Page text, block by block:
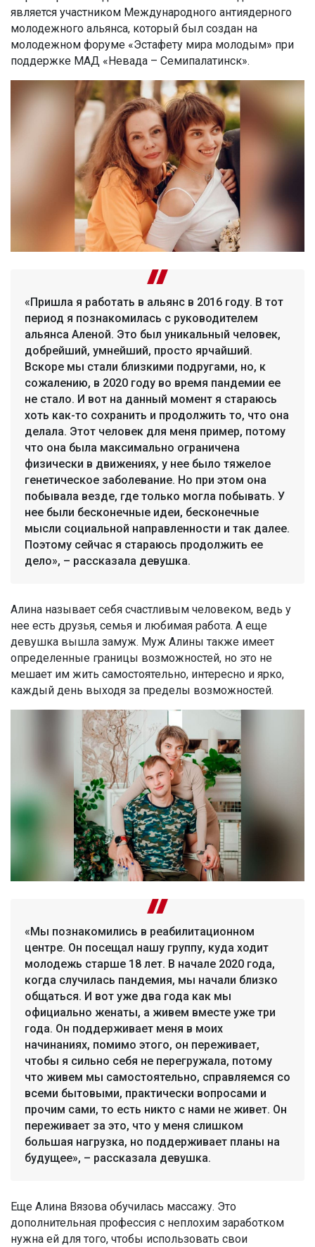
является участником Международного антиядерного
молодежного альянса, который был создан на
молодежном форуме «Эстафету мира молодым» при
поддержке МАД «Невада – Семипалатинск».
«Пришла я работать в альянс в 2016 году. В тот
период я познакомилась с руководителем
альянса Аленой. Это был уникальный человек,
добрейший, умнейший, просто ярчайший.
Вскоре мы стали близкими подругами, но, к
сожалению, в 2020 году во время пандемии ее
не стало. И вот на данный момент я стараюсь
хоть как-то сохранить и продолжить то, что она
делала. Этот человек для меня пример, потому
что она была максимально ограничена
физически в движениях, у нее было тяжелое
генетическое заболевание. Но при этом она
побывала везде, где только могла побывать. У
нее были бесконечные идеи, бесконечные
мысли социальной направленности и так далее.
Поэтому сейчас я стараюсь продолжить ее
дело», – рассказала девушка.
Алина называет себя счастливым человеком, ведь у
нее есть друзья, семья и любимая работа. А еще
девушка вышла замуж. Муж Алины также имеет
определенные границы возможностей, но это не
мешает им жить самостоятельно, интересно и ярко,
каждый день выходя за пределы возможностей.
«Мы познакомились в реабилитационном
центре. Он посещал нашу группу, куда ходит
молодежь старше 18 лет. В начале 2020 года,
когда случилась пандемия, мы начали близко
общаться. И вот уже два года как мы
официально женаты, а живем вместе уже три
года. Он поддерживает меня в моих
начинаниях, помимо этого, он переживает,
чтобы я сильно себя не перегружала, потому
что живем мы самостоятельно, справляемся со
всеми бытовыми, практически вопросами и
прочим сами, то есть никто с нами не живет. Он
переживает за это, что у меня слишком
большая нагрузка, но поддерживает планы на
будущее», – рассказала девушка.
Еще Алина Вязова обучилась массажу. Это
дополнительная профессия с неплохим заработком
нужна ей для того, чтобы использовать свои